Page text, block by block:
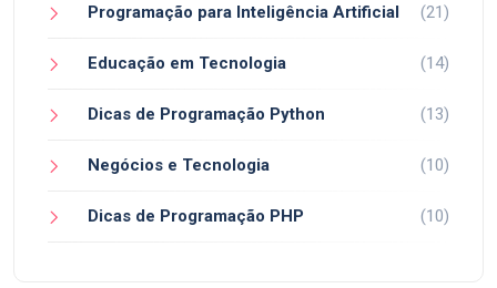
Programação para Inteligência Artificial (21)
Educação em Tecnologia (14)
Dicas de Programação Python (13)
Negócios e Tecnologia (10)
Dicas de Programação PHP (10)